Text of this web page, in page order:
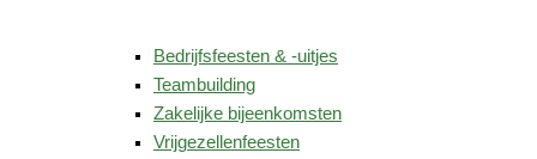
Bedrijfsfeesten & -uitjes
Teambuilding
Zakelijke bijeenkomsten
Vrijgezellenfeesten